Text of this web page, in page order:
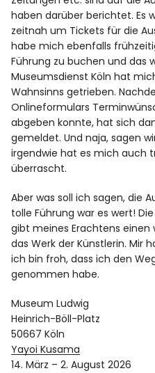
haben darüber berichtet. Es
zeitnah um Tickets für die
habe mich ebenfalls
Führung zu buchen und das
Museumsdienst Köln hat
Wahnsinns getrieben.
Onlineformulars
abgeben konnte, hat sich
gemeldet. Und naja, sagen
irgendwie hat es mich auch
überrascht.
Aber was soll ich sagen, die
tolle Führung war es wert!
gibt meines Erachtens einen
das Werk der Künstlerin. Mir
ich bin froh, dass ich den
genommen habe.
Museum Ludwig
Heinrich-Böll-Platz
50667 Köln
Yayoi Kusama
14. März – 2. August 2026